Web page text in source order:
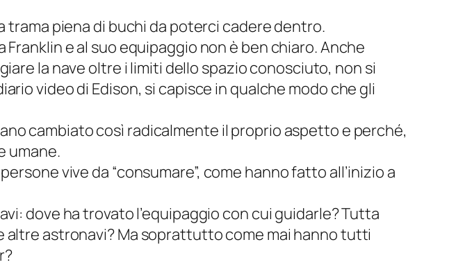
trama piena di buchi da poterci cadere dentro.
Franklin e al suo equipaggio non è ben chiaro. Anche
la nave oltre i limiti dello spazio conosciuto, non si
video di Edison, si capisce in qualche modo che gli
cambiato così radicalmente il proprio aspetto e perché,
umane.
vive da “consumare”, come hanno fatto all’inizio a
dove ha trovato l’equipaggio con cui guidarle? Tutta
altre astronavi? Ma soprattutto come mai hanno tutti